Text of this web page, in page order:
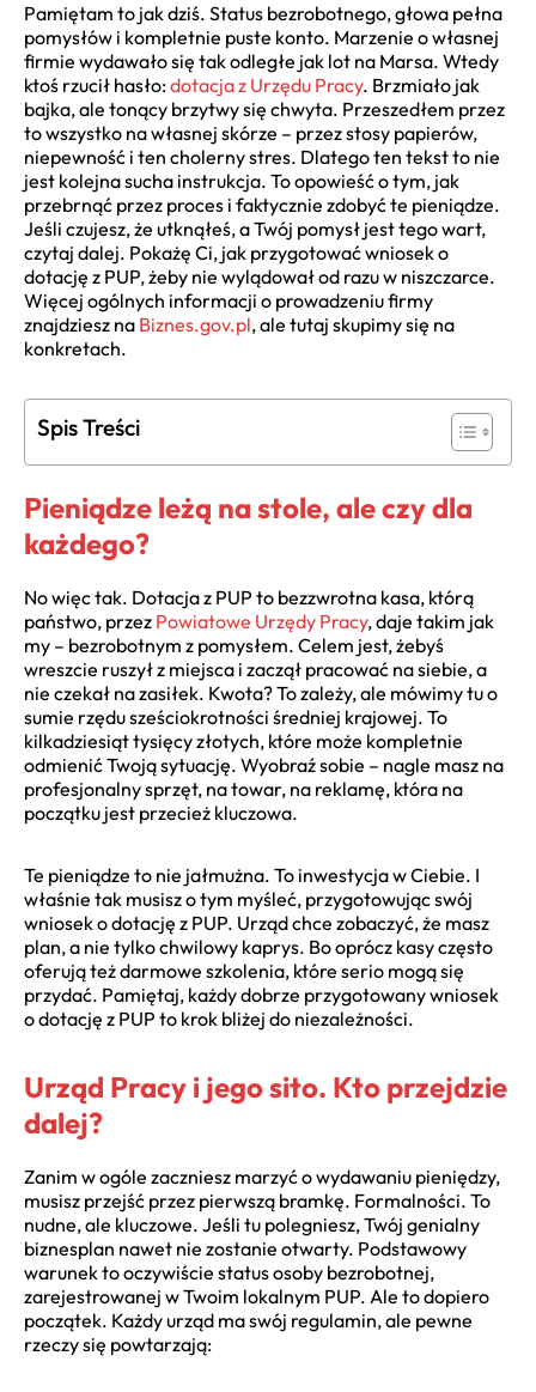
Pamiętam to jak dziś. Status bezrobotnego, głowa pełna
pomysłów i kompletnie puste konto. Marzenie o własnej
firmie wydawało się tak odległe jak lot na Marsa. Wtedy
ktoś rzucił hasło:dotacja z Urzędu Pracy. Brzmiało jak
bajka, ale tonący brzytwy się chwyta. Przeszedłem przez
to wszystko na własnej skórze – przez stosy papierów,
niepewność i ten cholerny stres. Dlatego ten tekst to nie
jest kolejna sucha instrukcja. To opowieść o tym, jak
przebrnąć przez proces i faktycznie zdobyć te pieniądze.
Jeśli czujesz, że utknąłeś, a Twój pomysł jest tego wart,
czytaj dalej. Pokażę Ci, jak przygotować wniosek o
dotację z PUP, żeby nie wylądował od razu w niszczarce.
Więcej ogólnych informacji o prowadzeniu firmy
znajdziesz na Biznes.gov.pl, ale tutaj skupimy się na
konkretach.
Spis Treści
Pieniądze leżą na stole, ale czy dla
każdego?
No więc tak. Dotacja z PUP to bezzwrotna kasa, którą
państwo, przez Powiatowe Urzędy Pracy, daje takim jak
my – bezrobotnym z pomysłem. Celem jest, żebyś
wreszcie ruszył z miejsca i zaczął pracować na siebie, a
nie czekał na zasiłek. Kwota? To zależy, ale mówimy tu o
sumie rzędu sześciokrotności średniej krajowej. To
kilkadziesiąt tysięcy złotych, które może kompletnie
odmienić Twoją sytuację. Wyobraź sobie – nagle masz na
profesjonalny sprzęt, na towar, na reklamę, która na
początku jest przecież kluczowa.
Te pieniądze to nie jałmużna. To inwestycja w Ciebie. I
właśnie tak musisz o tym myśleć, przygotowując swój
wniosek o dotację z PUP. Urząd chce zobaczyć, że masz
plan, a nie tylko chwilowy kaprys. Bo oprócz kasy często
oferują też darmowe szkolenia, które serio mogą się
przydać. Pamiętaj, każdy dobrze przygotowany wniosek
o dotację z PUP to krok bliżej do niezależności.
Urząd Pracy i jego sito. Kto przejdzie
dalej?
Zanim w ogóle zaczniesz marzyć o wydawaniu pieniędzy,
musisz przejść przez pierwszą bramkę. Formalności. To
nudne, ale kluczowe. Jeśli tu polegniesz, Twój genialny
biznesplan nawet nie zostanie otwarty. Podstawowy
warunek to oczywiście status osoby bezrobotnej,
zarejestrowanej w Twoim lokalnym PUP. Ale to dopiero
początek. Każdy urząd ma swój regulamin, ale pewne
rzeczy się powtarzają: